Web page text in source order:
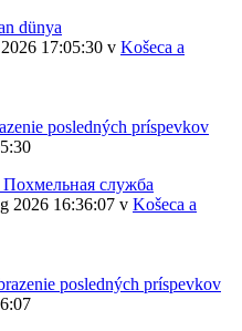
dünya
17:05:30 v Košeca a
служба
2026 16:36:07 v Košeca a